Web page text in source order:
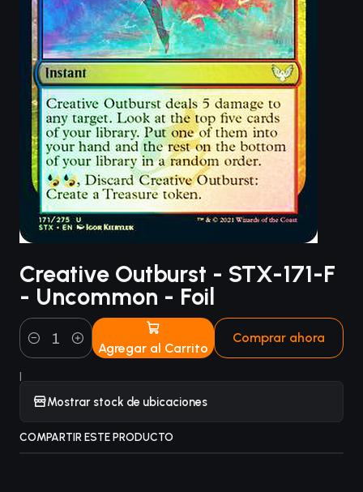
Creative Outburst - STX-171-F
- Uncommon - Foil
Cantidad Agregar al Carrito
Comprar ahora
|
Mostrar stock de ubicaciones
COMPARTIR ESTE PRODUCTO